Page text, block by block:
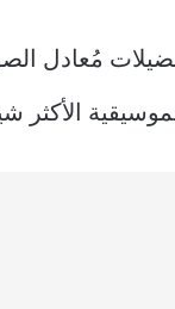
مُعادل
الأكثر